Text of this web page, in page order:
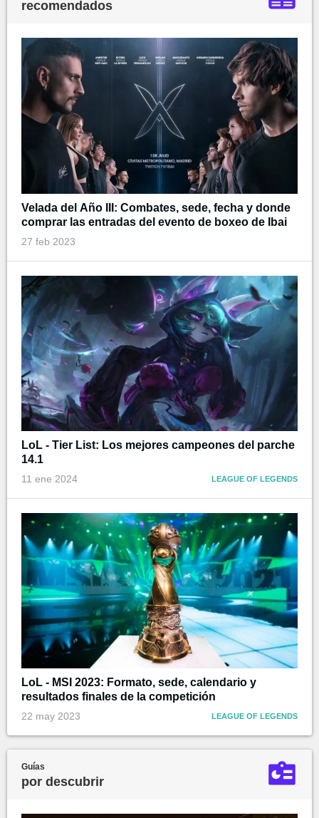
recomendados
Velada del Año III: Combates, sede, fecha y donde
comprar las entradas del evento de boxeo de Ibai
27 feb 2023
LoL - Tier List: Los mejores campeones del parche
14.1
11 ene 2024 LEAGUE OF LEGENDS
LoL - MSI 2023: Formato, sede, calendario y
resultados finales de la competición
22 may 2023 LEAGUE OF LEGENDS
Guías
por descubrir